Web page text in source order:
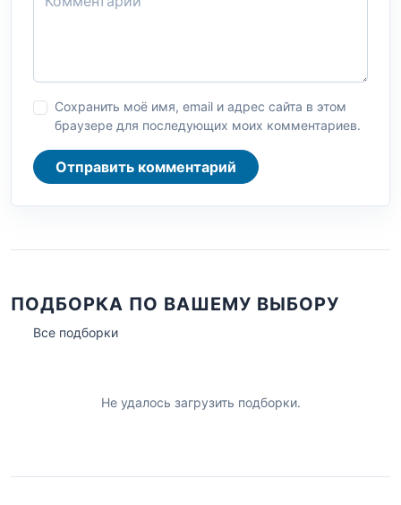
Сохранить моё имя, email и адрес сайта в этом
браузере для последующих моих комментариев.
Отправить комментарий
ПОДБОРКА ПО ВАШЕМУ ВЫБОРУ
Все подборки
Не удалось загрузить подборки.